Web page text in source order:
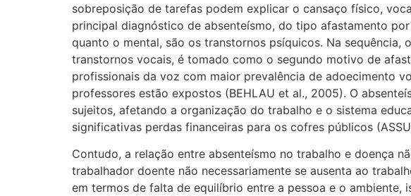
sobreposição de tarefas podem explicar o cansaço físico,
principal diagnóstico de absenteísmo, do tipo afastamento
quanto o mental, são os transtornos psíquicos. Na
transtornos vocais, é tomado como o segundo motivo de
profissionais da voz com maior prevalência de adoecimento
professores estão expostos (BEHLAU et al., 2005). O
sujeitos, afetando a organização do trabalho e o sistema
significativas perdas financeiras para os cofres públicos
Contudo, a relação entre absenteísmo no trabalho e doença
trabalhador doente não necessariamente se ausenta ao
em termos de falta de equilíbrio entre a pessoa e o ambiente,